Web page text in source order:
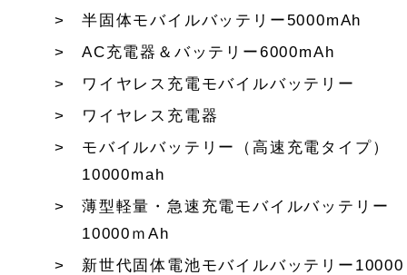
半固体モバイルバッテリー5000mAh
AC充電器＆バッテリー6000mAh
ワイヤレス充電モバイルバッテリー
ワイヤレス充電器
モバイルバッテリー（高速充電タイプ）
10000mah
薄型軽量・急速充電モバイルバッテリー
10000ｍAh
新世代固体電池モバイルバッテリー10000